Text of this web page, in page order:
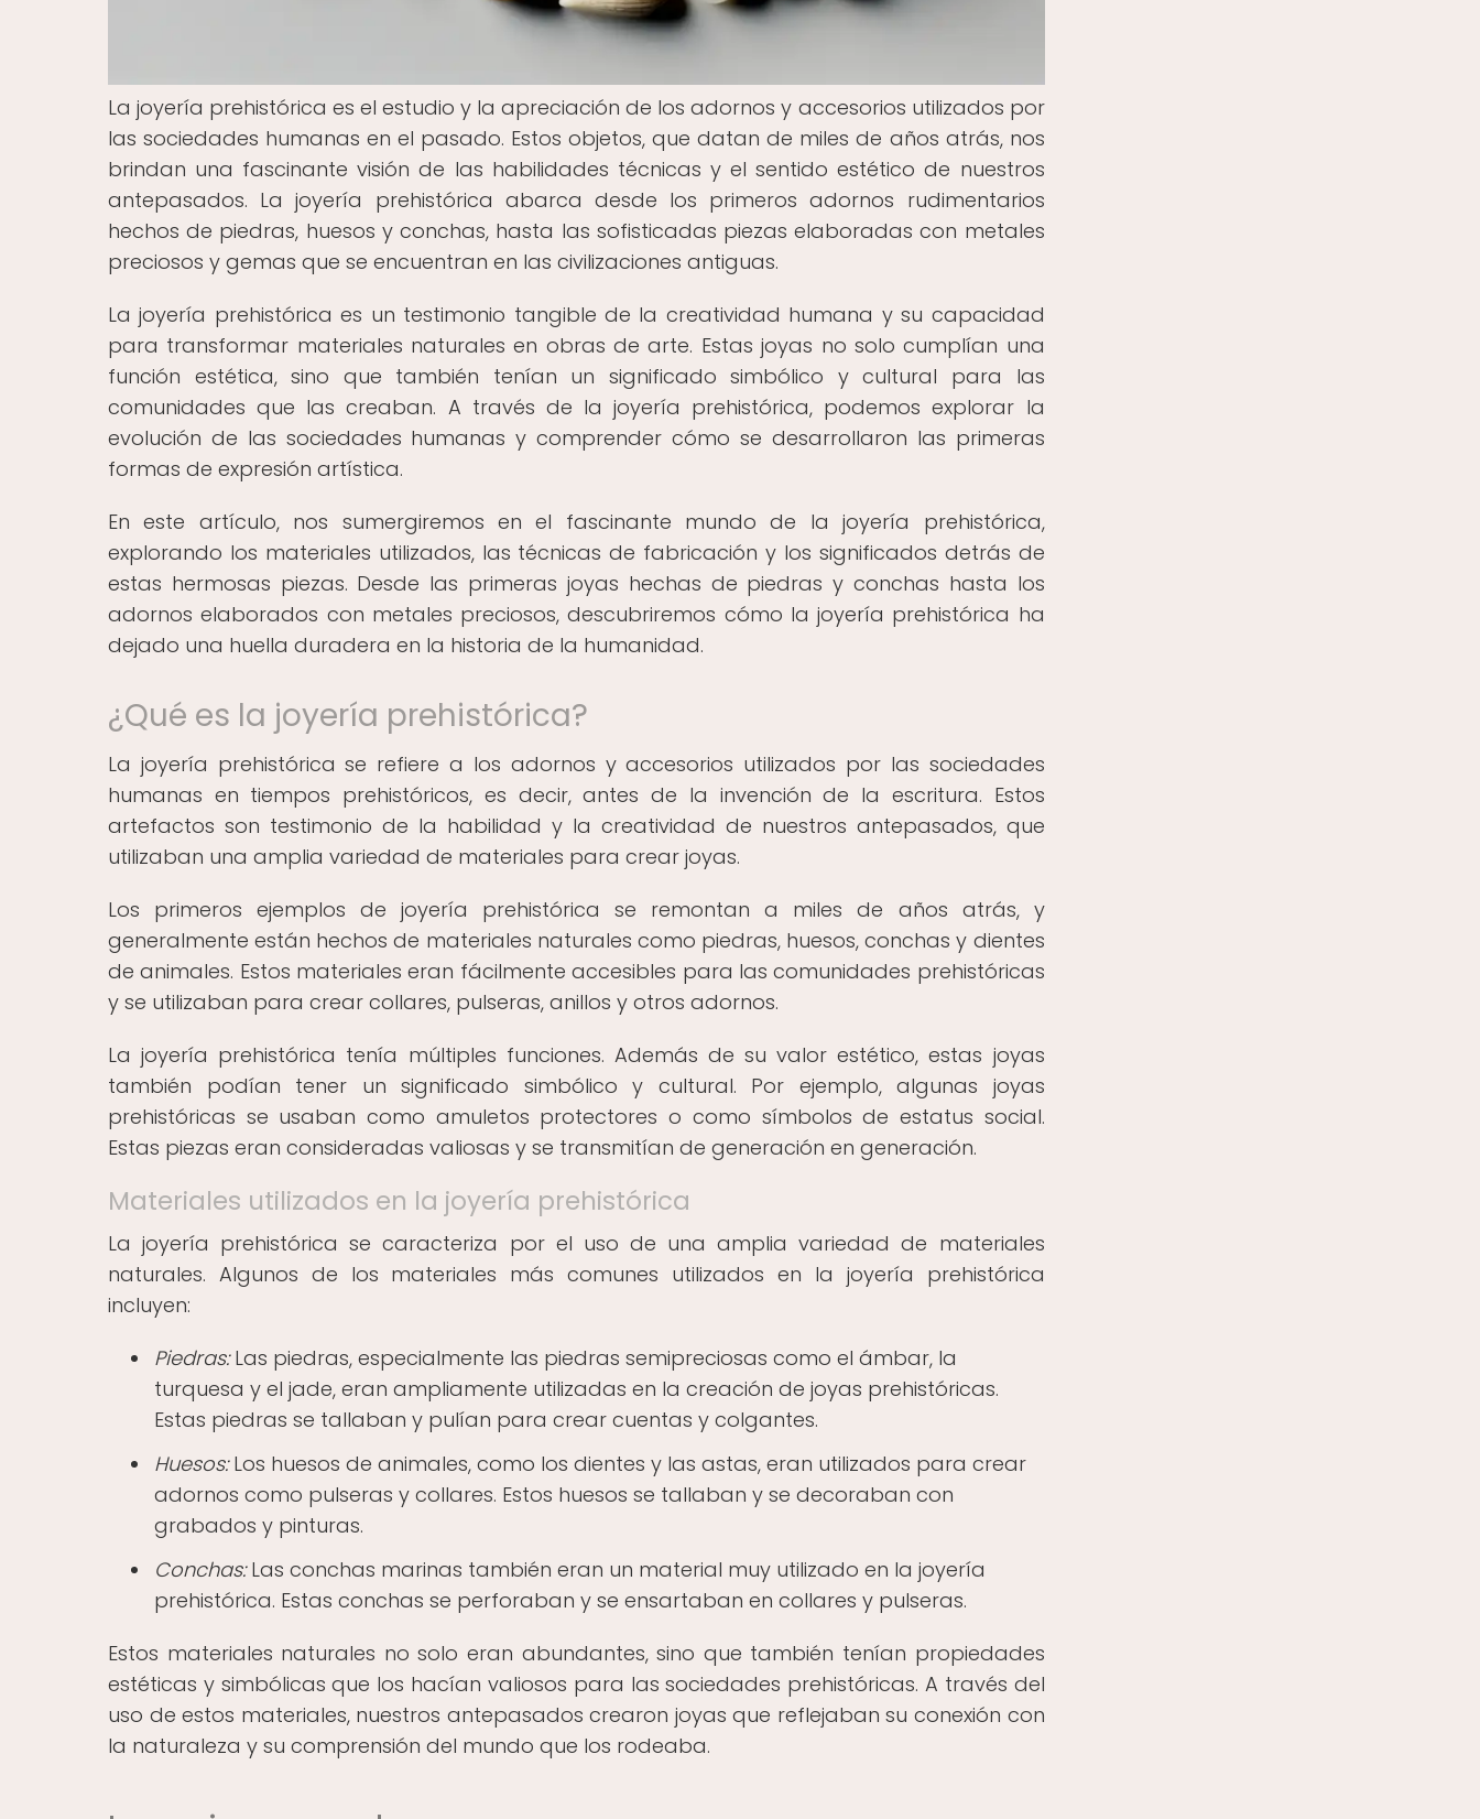
La joyería prehistórica es el estudio y la apreciación de los adornos y accesorios utilizados por
las sociedades humanas en el pasado. Estos objetos, que datan de miles de años atrás, nos
brindan una fascinante visión de las habilidades técnicas y el sentido estético de nuestros
antepasados. La joyería prehistórica abarca desde los primeros adornos rudimentarios
hechos de piedras, huesos y conchas, hasta las sofisticadas piezas elaboradas con metales
preciosos y gemas que se encuentran en las civilizaciones antiguas.
La joyería prehistórica es un testimonio tangible de la creatividad humana y su capacidad
para transformar materiales naturales en obras de arte. Estas joyas no solo cumplían una
función estética, sino que también tenían un significado simbólico y cultural para las
comunidades que las creaban. A través de la joyería prehistórica, podemos explorar la
evolución de las sociedades humanas y comprender cómo se desarrollaron las primeras
formas de expresión artística.
En este artículo, nos sumergiremos en el fascinante mundo de la joyería prehistórica,
explorando los materiales utilizados, las técnicas de fabricación y los significados detrás de
estas hermosas piezas. Desde las primeras joyas hechas de piedras y conchas hasta los
adornos elaborados con metales preciosos, descubriremos cómo la joyería prehistórica ha
dejado una huella duradera en la historia de la humanidad.
¿Qué es la joyería prehistórica?
La joyería prehistórica se refiere a los adornos y accesorios utilizados por las sociedades
humanas en tiempos prehistóricos, es decir, antes de la invención de la escritura. Estos
artefactos son testimonio de la habilidad y la creatividad de nuestros antepasados, que
utilizaban una amplia variedad de materiales para crear joyas.
Los primeros ejemplos de joyería prehistórica se remontan a miles de años atrás, y
generalmente están hechos de materiales naturales como piedras, huesos, conchas y dientes
de animales. Estos materiales eran fácilmente accesibles para las comunidades prehistóricas
y se utilizaban para crear collares, pulseras, anillos y otros adornos.
La joyería prehistórica tenía múltiples funciones. Además de su valor estético, estas joyas
también podían tener un significado simbólico y cultural. Por ejemplo, algunas joyas
prehistóricas se usaban como amuletos protectores o como símbolos de estatus social.
Estas piezas eran consideradas valiosas y se transmitían de generación en generación.
Materiales utilizados en la joyería prehistórica
La joyería prehistórica se caracteriza por el uso de una amplia variedad de materiales
naturales. Algunos de los materiales más comunes utilizados en la joyería prehistórica
incluyen:
Piedras:Las piedras, especialmente las piedras semipreciosas como el ámbar, la
turquesa y el jade, eran ampliamente utilizadas en la creación de joyas prehistóricas.
Estas piedras se tallaban y pulían para crear cuentas y colgantes.
Huesos:Los huesos de animales, como los dientes y las astas, eran utilizados para crear
adornos como pulseras y collares. Estos huesos se tallaban y se decoraban con
grabados y pinturas.
Conchas:Las conchas marinas también eran un material muy utilizado en la joyería
prehistórica. Estas conchas se perforaban y se ensartaban en collares y pulseras.
Estos materiales naturales no solo eran abundantes, sino que también tenían propiedades
estéticas y simbólicas que los hacían valiosos para las sociedades prehistóricas. A través del
uso de estos materiales, nuestros antepasados crearon joyas que reflejaban su conexión con
la naturaleza y su comprensión del mundo que los rodeaba.